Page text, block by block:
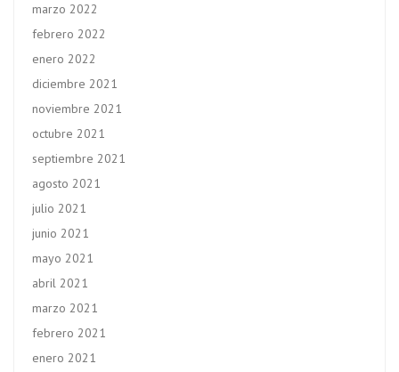
marzo 2022
febrero 2022
enero 2022
diciembre 2021
noviembre 2021
octubre 2021
septiembre 2021
agosto 2021
julio 2021
junio 2021
mayo 2021
abril 2021
marzo 2021
febrero 2021
enero 2021